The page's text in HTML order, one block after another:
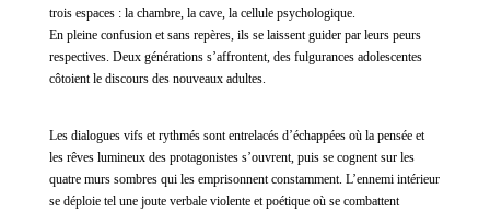
trois espaces : la chambre, la cave, la cellule psychologique.
En pleine confusion et sans repères, ils se laissent guider par leurs peurs
respectives. Deux générations s’affrontent, des fulgurances adolescentes
côtoient le discours des nouveaux adultes.
Les dialogues vifs et rythmés sont entrelacés d’échappées où la pensée et
les rêves lumineux des protagonistes s’ouvrent, puis se cognent sur les
quatre murs sombres qui les emprisonnent constamment. L’ennemi intérieur
se déploie tel une joute verbale violente et poétique où se combattent